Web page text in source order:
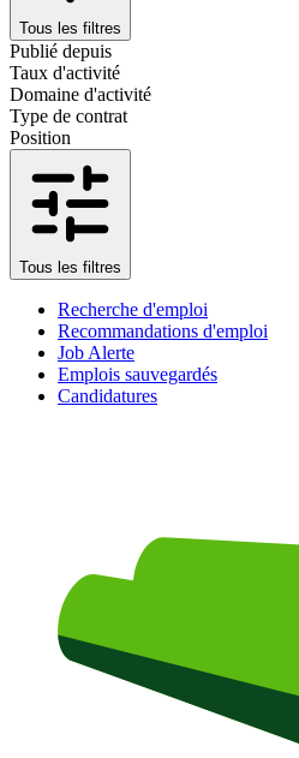
Tous les filtres
Publié depuis
Taux d'activité
Domaine d'activité
Type de contrat
Position
Tous les filtres
Recherche d'emploi
Recommandations d'emploi
Job Alerte
Emplois sauvegardés
Candidatures